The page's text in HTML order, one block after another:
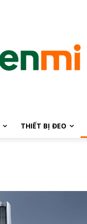
THIẾT BỊ ĐEO